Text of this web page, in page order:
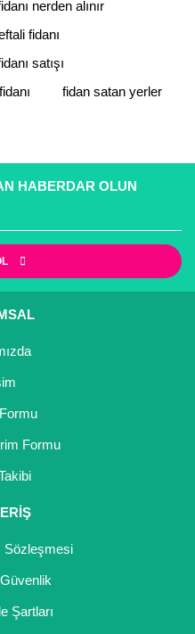
nerden alınır
fidanı
satışı
fidan satan yerler
HABERDAR OLUN
Formu
Sözleşmesi
Şartları